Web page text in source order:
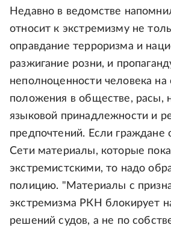
Недавно в ведомстве
относит к экстремизму не
оправдание терроризма и
разжигание розни, и
неполноценности человека на
положения в обществе, расы,
языковой принадлежности и
предпочтений. Если граждане
Сети материалы, которые
экстремистскими, то надо
полицию. "Материалы с
экстремизма РКН блокирует
решений судов, а не по